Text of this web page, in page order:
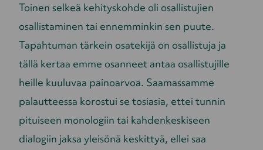
Toinen selkeä kehityskohde oli osallistujien
osallistaminen tai ennemminkin sen puute.
Tapahtuman tärkein osatekijä on osallistuja ja
tällä kertaa emme osanneet antaa osallistujille
heille kuuluvaa painoarvoa. Saamassamme
palautteessa korostui se tosiasia, ettei tunnin
pituiseen monologiin tai kahdenkeskiseen
dialogiin jaksa yleisönä keskittyä, ellei saa